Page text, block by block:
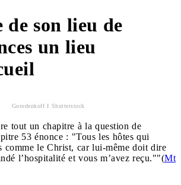
de son lieu de
un lieu
Gorodenkoff I Shutterstock
tout un chapitre à la question de
53 énonce : "Tous les hôtes qui
comme le Christ, car lui-même doit dire
l’hospitalité et vous m’avez reçu.""(Mt